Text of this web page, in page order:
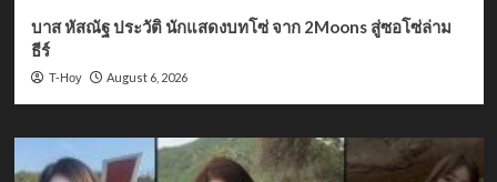
บาส หัสณัฐ ประวัติ นักแสดงบทโซ่ จาก 2Moons สู่ซอโซ่ล่าม
ธีร์
T-Hoy August 6, 2026